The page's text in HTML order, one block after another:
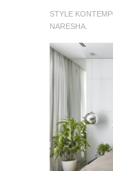
STYLE
NARESHA.